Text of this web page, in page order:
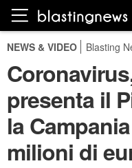
NEWS & VIDEO Blasting
presenta il
la
milioni di